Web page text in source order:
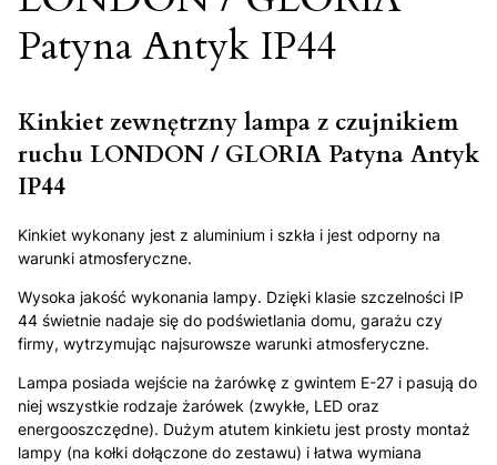
Patyna Antyk IP44
Kinkiet zewnętrzny lampa z czujnikiem
ruchu LONDON / GLORIA Patyna Antyk
IP44
Kinkiet wykonany jest z aluminium i szkła i jest odporny na
warunki atmosferyczne.
Wysoka jakość wykonania lampy. Dzięki klasie szczelności IP
44 świetnie nadaje się do podświetlania domu, garażu czy
firmy, wytrzymując najsurowsze warunki atmosferyczne.
Lampa posiada wejście na żarówkę z gwintem E-27 i pasują do
niej wszystkie rodzaje żarówek (zwykłe, LED oraz
energooszczędne). Dużym atutem kinkietu jest prosty montaż
lampy (na kołki dołączone do zestawu) i łatwa wymiana